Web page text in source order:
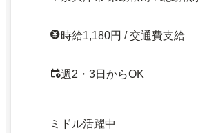
時給1,180円 / 交通費支給
週2・3日からOK
ミドル活躍中